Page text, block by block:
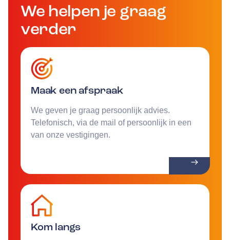
We helpen je graag
verder
Maak een afspraak
We geven je graag persoonlijk advies.
Telefonisch, via de mail of persoonlijk in een
van onze vestigingen.
Kom langs